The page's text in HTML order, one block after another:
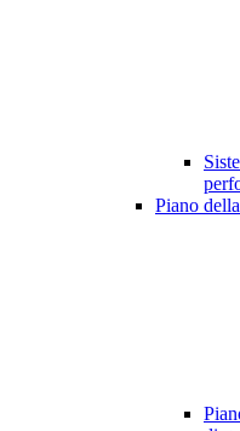
Piano